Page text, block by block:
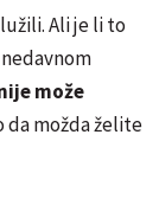
Ali je li to
može
da možda želite